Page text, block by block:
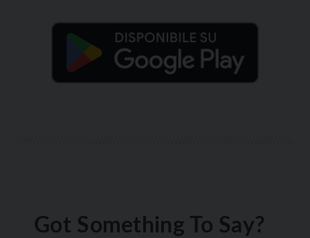
Got Something To Say?